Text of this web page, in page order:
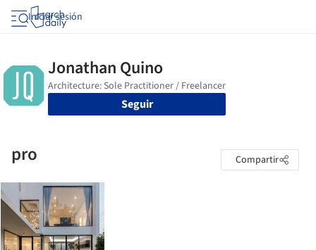
Iniciar sesión
Seguir
pro Compartir